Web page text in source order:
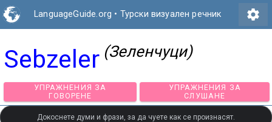
LanguageGuide.org • Турски визуален речник settings
Sebzeler (Зеленчуци)
УПРАЖНЕНИЯ ЗА
ГОВОРЕНЕ
УПРАЖНЕНИЯ
СЛУШАНЕ
Докоснете думи и фрази, за да чуете как се произнасят.